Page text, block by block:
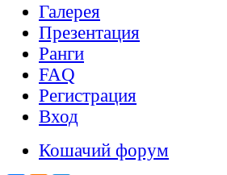
Галерея
Презентация
Ранги
FAQ
Регистрация
Вход
Кошачий форум